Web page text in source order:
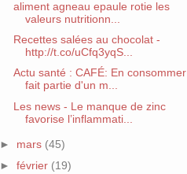
aliment agneau epaule rotie les
valeurs nutritionn...
Recettes salées au chocolat -
http://t.co/uCfq3yqS...
Actu santé : CAFÉ: En consommer
fait partie d'un m...
Les news - Le manque de zinc
favorise l’inflammati...
► mars (45)
►février (19)